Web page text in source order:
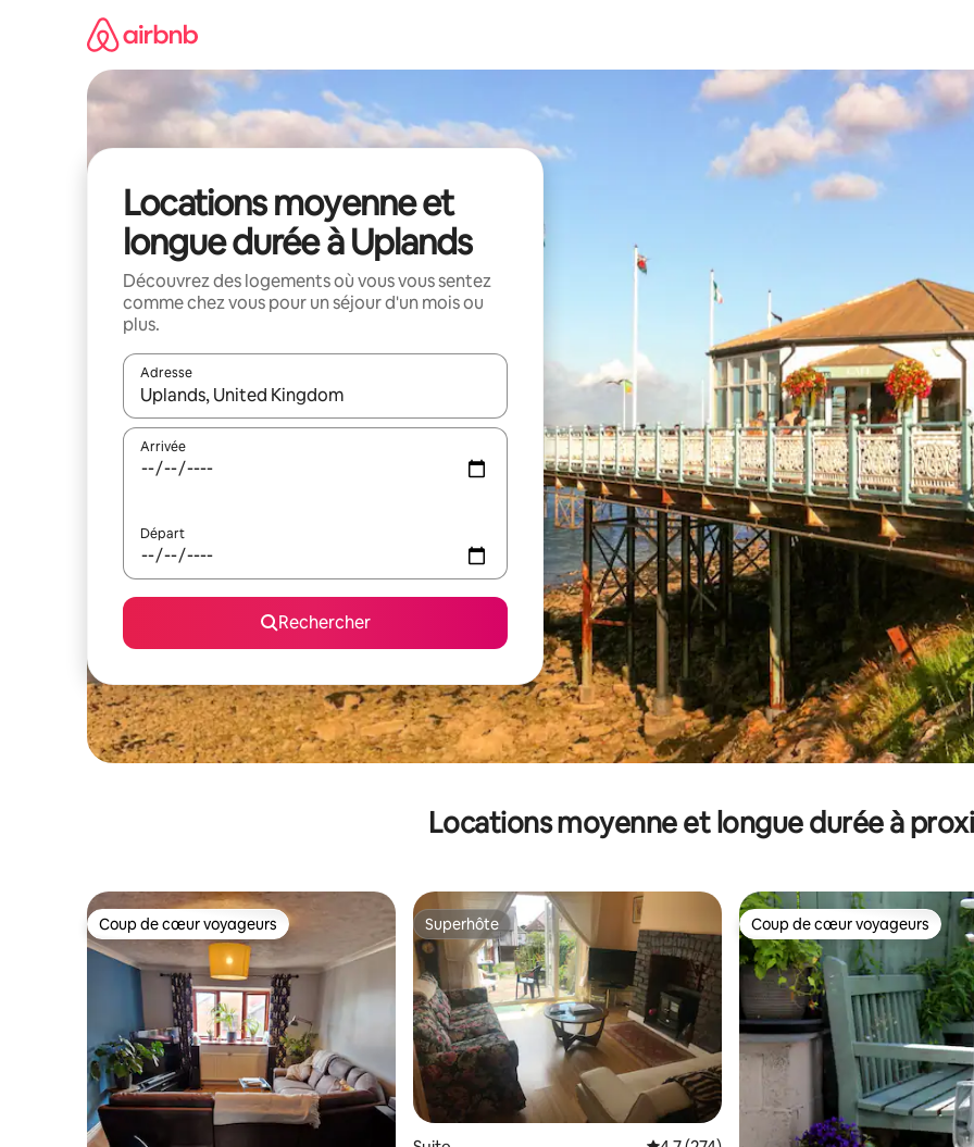
Locations moyenne et
longue durée à Uplands
Découvrez des logements où vous vous sentez
comme chez vous pour un séjour d'un mois ou
plus.
Adresse
Lorsque les résultats s'affichent, utilisez les flèches vers le haut et vers le bas pour les parcourir ou en appuyant et en
Arrivée
Départ
Rechercher
Locations moyenne et longue durée à
Coup de cœur voyageurs
Coup de cœur voyageurs Superhôte
Superhôte Coup de cœur voyageurs
Coup de cœur voyageurs